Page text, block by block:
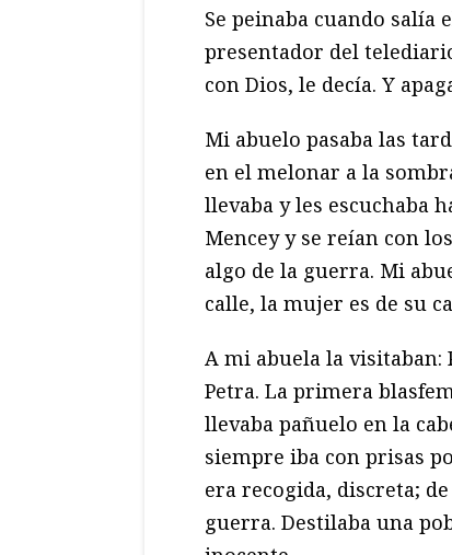
Se peinaba cuando salía
presentador del
con Dios, le decía. Y
Mi abuelo pasaba las
en el melonar a la
llevaba y les escuchaba
Mencey y se reían con
algo de la guerra. Mi
calle, la mujer es de su
A mi abuela la visitaban:
Petra. La primera
llevaba pañuelo en la
siempre iba con prisas
era recogida, discreta;
guerra. Destilaba una